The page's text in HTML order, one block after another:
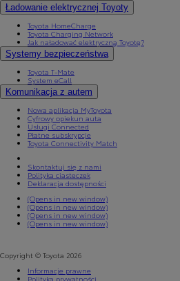
Od81 900 zł
Yaris Cross
HYBRID
Ładowanie elektrycznej Toyoty
Toyota HomeCharge
Toyota Charging Network
Jak naładować elektryczną Toyotę?
Systemy bezpieczeństwa
Toyota T-Mate
System eCall
Komunikacja z autem
Nowa aplikacja MyToyota
Cyfrowy opiekun auta
Usługi Connected
Płatne subskrypcje
Toyota Connectivity Match
Skontaktuj się z nami
Polityka ciasteczek
Deklaracja dostępności
(Opens in new window)
(Opens in new window)
(Opens in new window)
(Opens in new window)
Copyright © Toyota 2026
Informacje prawne
Polityka prywatności